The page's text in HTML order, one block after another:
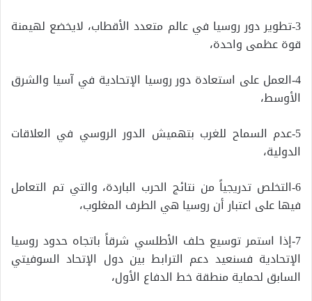
3-تطوير دور روسيا في عالم متعدد الأقطاب، لايخضع لهيمنة
قوة عظمى واحدة،
4-العمل على استعادة دور روسيا الإتحادية في آسيا والشرق
الأوسط،
5-عدم السماح للغرب بتهميش الدور الروسي في العلاقات
الدولية،
6-التخلص تدريجياً من نتائج الحرب الباردة، والتي تم التعامل
فيها على اعتبار أن روسيا هي الطرف المغلوب،
7-إذا استمر توسيع حلف الأطلسي شرقاً باتجاه حدود روسيا
الإتحادية فسنعيد دعم الترابط بين دول الإتحاد السوفيتي
السابق لحماية منطقة خط الدفاع الأول،